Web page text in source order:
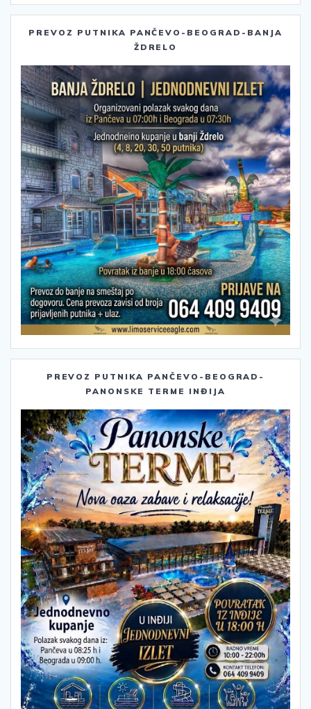
PREVOZ PUTNIKA PANČEVO-BEOGRAD-BANJA
ŽDRELO
PREVOZ PUTNIKA PANČEVO-BEOGRAD-
PANONSKE TERME INĐIJA